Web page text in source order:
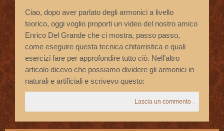
Ciao, dopo aver parlato degli armonici a livello
teorico, oggi voglio proporti un video del nostro amico
Enrico Del Grande che ci mostra, passo passo,
come eseguire questa tecnica chitarristica e quali
esercizi fare per approfondire tutto ciò. Nell’altro
articolo dicevo che possiamo dividere gli armonici in
naturali e artificiali e scrivevo questo:
Lascia un commento .